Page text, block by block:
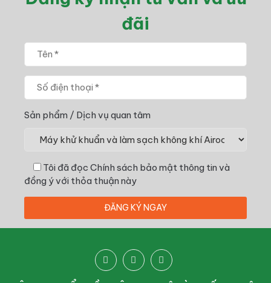
đãi
Sản phẩm / Dịch vụ quan tâm
Tôi đã đọc Chính sách bảo mật thông tin và
đồng ý với thỏa thuận này